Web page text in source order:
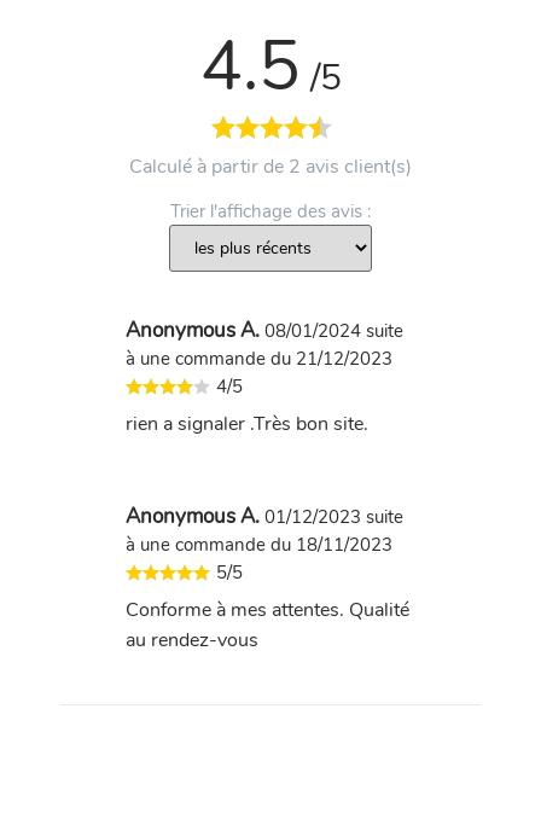
4.5 /5
Calculé à partir de 2 avis client(s)
Trier l'affichage des avis :
Anonymous A. 08/01/2024 suite
à une commande du 21/12/2023
4/5
rien a signaler .Très bon site.
Anonymous A. 01/12/2023 suite
à une commande du 18/11/2023
5/5
Conforme à mes attentes. Qualité
au rendez-vous